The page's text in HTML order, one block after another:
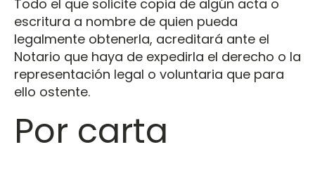
Todo el que solicite copia de algún acta o
escritura a nombre de quien pueda
legalmente obtenerla, acreditará ante el
Notario que haya de expedirla el derecho o la
representación legal o voluntaria que para
ello ostente.
Por carta